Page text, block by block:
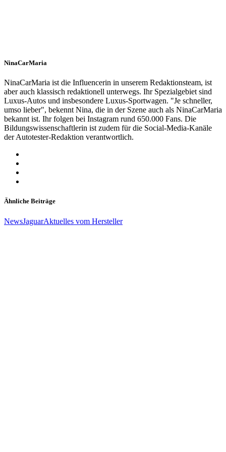
NinaCarMaria
NinaCarMaria ist die Influencerin in unserem Redaktionsteam, ist
aber auch klassisch redaktionell unterwegs. Ihr Spezialgebiet sind
Luxus-Autos und insbesondere Luxus-Sportwagen. "Je schneller,
umso lieber", bekennt Nina, die in der Szene auch als NinaCarMaria
bekannt ist. Ihr folgen bei Instagram rund 650.000 Fans. Die
Bildungswissenschaftlerin ist zudem für die Social-Media-Kanäle
der Autotester-Redaktion verantwortlich.
Ähnliche Beiträge
NewsJaguarAktuelles vom Hersteller